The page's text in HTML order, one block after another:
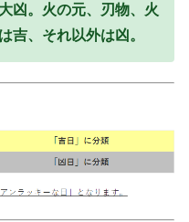
凶。火の元、刃物、火
吉、それ以外は凶。